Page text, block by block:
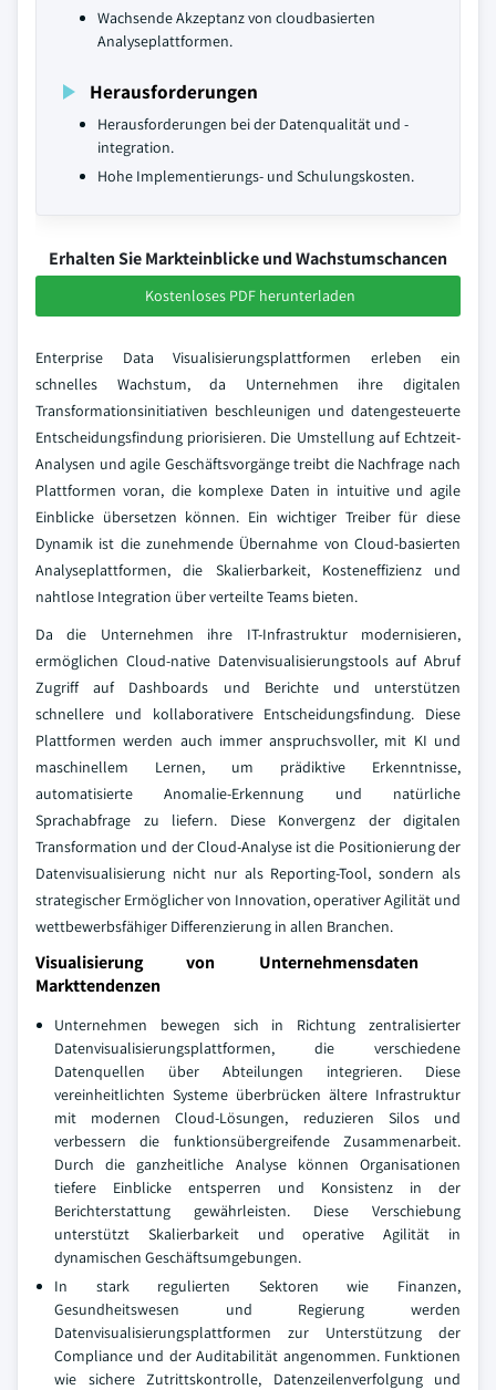
Wachsende Akzeptanz von cloudbasierten
Analyseplattformen.
Herausforderungen
Herausforderungen bei der Datenqualität und -
integration.
Hohe Implementierungs- und Schulungskosten.
Erhalten Sie Markteinblicke und Wachstumschancen
Kostenloses PDF herunterladen
Enterprise Data Visualisierungsplattformen erleben ein
schnelles Wachstum, da Unternehmen ihre digitalen
Transformationsinitiativen beschleunigen und datengesteuerte
Entscheidungsfindung priorisieren. Die Umstellung auf Echtzeit-
Analysen und agile Geschäftsvorgänge treibt die Nachfrage nach
Plattformen voran, die komplexe Daten in intuitive und agile
Einblicke übersetzen können. Ein wichtiger Treiber für diese
Dynamik ist die zunehmende Übernahme von Cloud-basierten
Analyseplattformen, die Skalierbarkeit, Kosteneffizienz und
nahtlose Integration über verteilte Teams bieten.
Da die Unternehmen ihre IT-Infrastruktur modernisieren,
ermöglichen Cloud-native Datenvisualisierungstools auf Abruf
Zugriff auf Dashboards und Berichte und unterstützen
schnellere und kollaborativere Entscheidungsfindung. Diese
Plattformen werden auch immer anspruchsvoller, mit KI und
maschinellem Lernen, um prädiktive Erkenntnisse,
automatisierte Anomalie-Erkennung und natürliche
Sprachabfrage zu liefern. Diese Konvergenz der digitalen
Transformation und der Cloud-Analyse ist die Positionierung der
Datenvisualisierung nicht nur als Reporting-Tool, sondern als
strategischer Ermöglicher von Innovation, operativer Agilität und
wettbewerbsfähiger Differenzierung in allen Branchen.
Visualisierung von Unternehmensdaten
Markttendenzen
Unternehmen bewegen sich in Richtung zentralisierter
Datenvisualisierungsplattformen, die verschiedene
Datenquellen über Abteilungen integrieren. Diese
vereinheitlichten Systeme überbrücken ältere Infrastruktur
mit modernen Cloud-Lösungen, reduzieren Silos und
verbessern die funktionsübergreifende Zusammenarbeit.
Durch die ganzheitliche Analyse können Organisationen
tiefere Einblicke entsperren und Konsistenz in der
Berichterstattung gewährleisten. Diese Verschiebung
unterstützt Skalierbarkeit und operative Agilität in
dynamischen Geschäftsumgebungen.
In stark regulierten Sektoren wie Finanzen,
Gesundheitswesen und Regierung werden
Datenvisualisierungsplattformen zur Unterstützung der
Compliance und der Auditabilität angenommen. Funktionen
wie sichere Zutrittskontrolle, Datenzeilenverfolgung und